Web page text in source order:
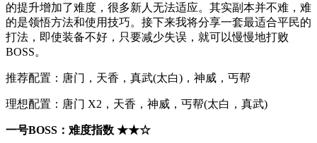
的提升增加了难度，很多新人无法适应。其实副本并不难，难
的是领悟方法和使用技巧。接下来我将分享一套最适合平民的
打法，即使装备不好，只要减少失误，就可以慢慢地打败
BOSS。
推荐配置：唐门，天香，真武(太白)，神威，丐帮
理想配置：唐门 X2，天香，神威，丐帮(太白，真武)
一号BOSS：难度指数 ★★☆